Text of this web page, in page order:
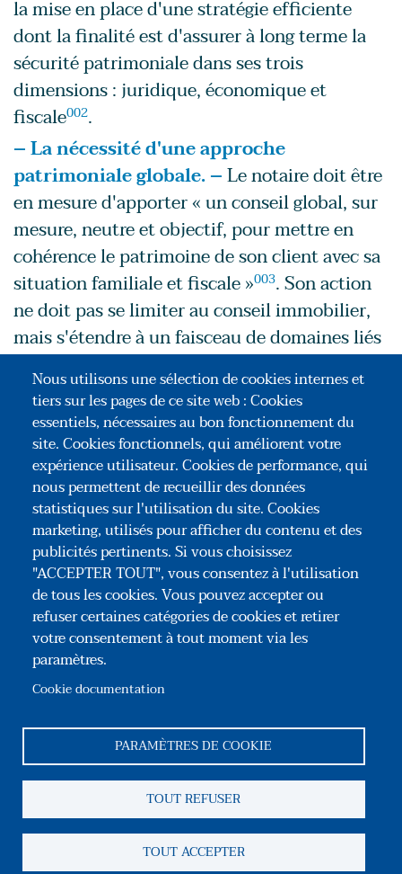
la mise en place d'une stratégie efficiente
dont la finalité est d'assurer à long terme la
sécurité patrimoniale dans ses trois
dimensions : juridique, économique et
fiscale002.
– La nécessité d'une approche
patrimoniale globale. –Le notaire doit être
en mesure d'apporter « un conseil global, sur
mesure, neutre et objectif, pour mettre en
cohérence le patrimoine de son client avec sa
situation familiale et fiscale »003. Son action
ne doit pas se limiter au conseil immobilier,
mais s'étendre à un faisceau de domaines liés
(gouvernance familiale, fiscalité,
philanthropie, gestion locative,etc.)004. Il
s'agit de créer avec le client un lien de
compréhension et de confiance, afin
d'identifier les questions nécessaires à une
anticipation efficace de l'investissement, de
la détention et de la cession.
Nous utilisons une sélection de cookies internes et
tiers sur les pages de ce site web : Cookies
essentiels, nécessaires au bon fonctionnement du
site. Cookies fonctionnels, qui améliorent votre
expérience utilisateur. Cookies de performance, qui
nous permettent de recueillir des données
statistiques sur l'utilisation du site. Cookies
marketing, utilisés pour afficher du contenu et des
publicités pertinents. Si vous choisissez
"ACCEPTER TOUT", vous consentez à l'utilisation
de tous les cookies. Vous pouvez accepter ou
refuser certaines catégories de cookies et retirer
votre consentement à tout moment via les
paramètres.
Cookie documentation
PARAMÈTRES DE COOKIE
TOUT REFUSER
TOUT ACCEPTER
Association Congrès des Notaires de France
35, rue du Général Foy – 75008 Paris
Reseaux sociaux
ContactMentions légales
Information sur les cookiesGestion des cookies